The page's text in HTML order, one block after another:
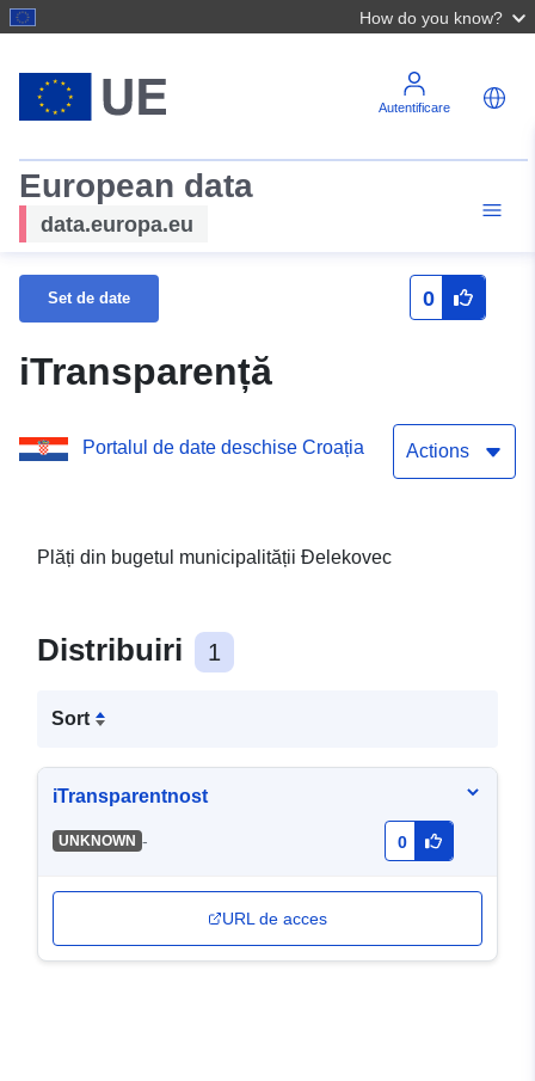
How do you know?
Autentificare
European data
data.europa.eu
Set de date 0
iTransparență
Portalul de date deschise Croația Actions
Plăți din bugetul municipalității Đelekovec
Distribuiri 1
Sort
iTransparentnost
UNKNOWN - 0
URL de acces